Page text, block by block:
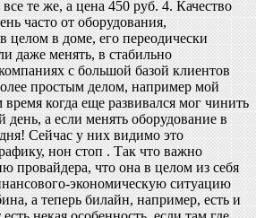
те же, а цена 450 руб. 4. Качество
часто от оборудования,
целом в доме, его переодически
даже менять, в стабильно
с большой базой клиентов
простым делом, например мой
когда еще развивался мог чинить
день, а если менять оборудование в
Сейчас у них видимо это
нон стоп . Так что важно
провайдера, что она в целом из себя
экономическую ситуацию
а теперь билайн, например, есть и